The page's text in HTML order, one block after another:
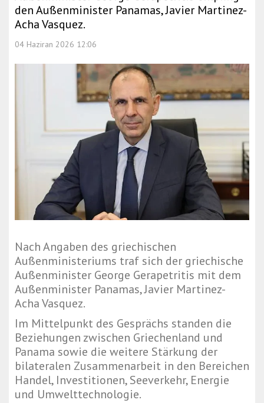
den Außenminister Panamas, Javier Martinez-
Acha Vasquez.
04 Haziran 2026 12:06
Nach Angaben des griechischen
Außenministeriums traf sich der griechische
Außenminister George Gerapetritis mit dem
Außenminister Panamas, Javier Martinez-
Acha Vasquez.
Im Mittelpunkt des Gesprächs standen die
Beziehungen zwischen Griechenland und
Panama sowie die weitere Stärkung der
bilateralen Zusammenarbeit in den Bereichen
Handel, Investitionen, Seeverkehr, Energie
und Umwelttechnologie.